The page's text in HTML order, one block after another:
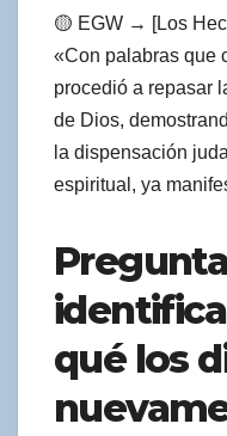
🟡 EGW → [Los
«Con palabras que
procedió a repasar
de Dios,
la dispensación
espiritual, ya
Pregunta
qué los